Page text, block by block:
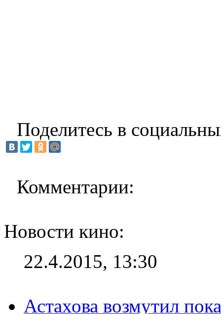
Поделитесь в
Комментарии:
Новости кино:
22.4.2015, 13:30
Астахова возмутил